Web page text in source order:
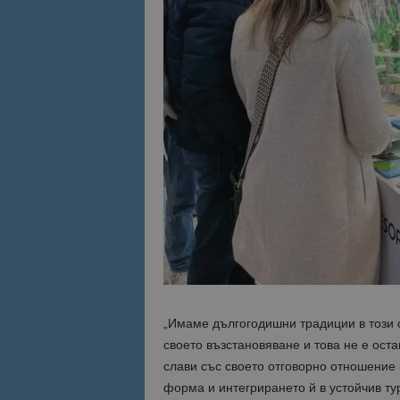
„Имаме дългогодишни традиции в този
своето възстановяване и това не е
слави със своето отговорно
форма и интегрирането й в устойчив
is_visitor_unique
is_unique
_ga_B09EBBY8PY
_ga_WXPDN4HSCV
Име